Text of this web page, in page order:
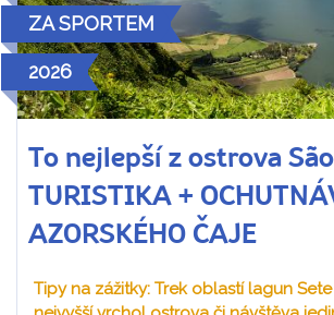
ZA SPORTEM
2026
To nejlepší z ostrova
TURISTIKA +
AZORSKÉHO ČAJE
Tipy na zážitky: Trek oblastí lagun